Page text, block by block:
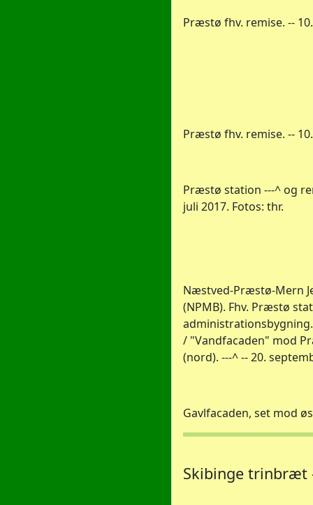
Præstø fhv. remise. --
Præstø fhv. remise. --
Præstø station ---^ og
juli 2017. Fotos: thr.
Næstved-Præstø-Mern
(NPMB). Fhv. Præstø
/ "Vandfacaden" mod
(nord). ---^ -- 20.
Gavlfacaden, set mod
Skibinge trinbræt